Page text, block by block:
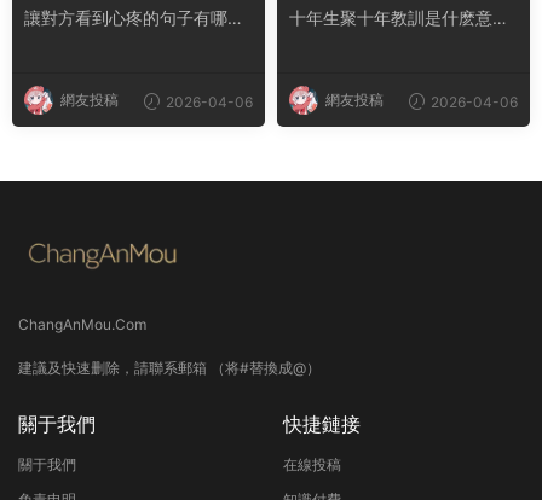
讓對方看到心疼的句子有哪
網友投稿 2026-04-06
十年生聚十年教訓是什麽意思
網友投稿 2026-04-06
ChangAnMou.Com
建議及快速删除，請聯系郵箱 （将#替換成@）
關于我們
關于我們
快捷鏈接
在線投稿